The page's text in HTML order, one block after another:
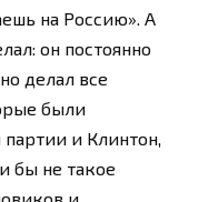
на Россию». А
он постоянно
делал все
были
и Клинтон,
бы не такое